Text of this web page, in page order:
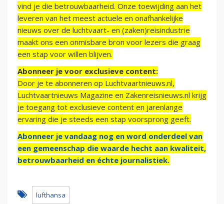
vind je die betrouwbaarheid. Onze toewijding aan het
leveren van het meest actuele en onafhankelijke
nieuws over de luchtvaart- en (zaken)reisindustrie
maakt ons een onmisbare bron voor lezers die graag
een stap voor willen blijven.
Abonneer je voor exclusieve content:
Door je te abonneren op Luchtvaartnieuws.nl,
Luchtvaartnieuws Magazine en Zakenreisnieuws.nl krijg
je toegang tot exclusieve content en jarenlange
ervaring die je steeds een stap voorsprong geeft.
Abonneer je vandaag nog en word onderdeel van
een gemeenschap die waarde hecht aan kwaliteit,
betrouwbaarheid en échte journalistiek.
lufthansa